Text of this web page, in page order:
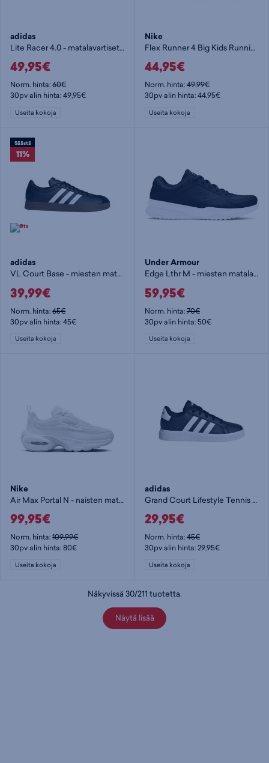
adidas
Lite Racer 4.0 - matalavartiset tennarit
49,95€
Norm. hinta:60€
30pv alin hinta: 49,95€
Useita kokoja
Nike
Flex Runner 4 Big Kids Runnin - lasten matalavartiset tennarit
44,95€
Norm. hinta:49,99€
30pv alin hinta: 44,95€
Useita kokoja
Säästä
11%
adidas
VL Court Base - miesten matalavartiset tennarit
39,99€
Norm. hinta:65€
30pv alin hinta: 45€
Useita kokoja
Under Armour
Edge Lthr M - miesten matalavartiset tennarit
59,95€
Norm. hinta:70€
30pv alin hinta: 50€
Useita kokoja
Nike
Air Max Portal N - naisten matalavartiset tennarit
99,95€
Norm. hinta:109,99€
30pv alin hinta: 80€
Useita kokoja
adidas
Grand Court Lifestyle Tennis Lace-Up Shoes Jr - lasten matalavartiset tennarit
29,95€
Norm. hinta:45€
30pv alin hinta: 29,95€
Useita kokoja
Näkyvissä 30/211 tuotetta.
Näytä lisää